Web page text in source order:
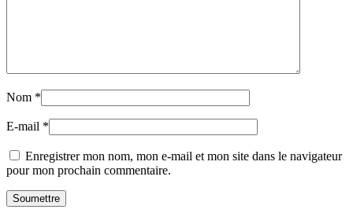
Nom *
E-mail *
Enregistrer mon nom, mon e-mail et mon site dans le navigateur
pour mon prochain commentaire.